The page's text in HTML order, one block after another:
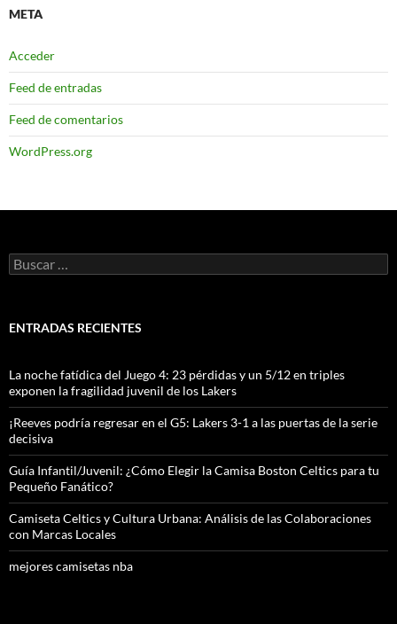
META
Acceder
Feed de entradas
Feed de comentarios
WordPress.org
Buscar:
ENTRADAS RECIENTES
La noche fatídica del Juego 4: 23 pérdidas y un 5/12 en triples
exponen la fragilidad juvenil de los Lakers
¡Reeves podría regresar en el G5: Lakers 3-1 a las puertas de la serie
decisiva
Guía Infantil/Juvenil: ¿Cómo Elegir la Camisa Boston Celtics para tu
Pequeño Fanático?
Camiseta Celtics y Cultura Urbana: Análisis de las Colaboraciones
con Marcas Locales
mejores camisetas nba